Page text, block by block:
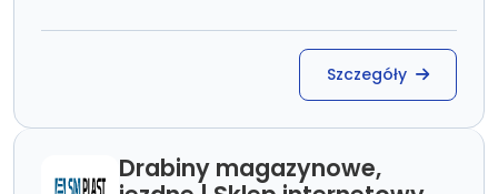
Szczegóły
Drabiny magazynowe,